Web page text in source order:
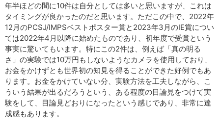
年半ほどの間に10件は自分としては多いと思いますが、これは
タイミングが良かったのだと思います。ただこの中で、2022年
12月のPCSJ/IMPSベストポスター賞と2023年3月のIE賞につい
ては2022年4月以降に始めたものであり、初年度で受賞という
事実に驚いてもいます。特にこの2件は、例えば「真の明る
さ」の実験では10万円もしないようなカメラを使用しており、
お金をかけずとも世界初の知見を得ることができた好例でもあ
ります。お金をかけていない分、実験方法を工夫しながら、こ
ういう結果が出るだろうという、ある程度の目論見をつけて実
験をして、目論見どおりになったという感じであり、非常に達
成感もあります。